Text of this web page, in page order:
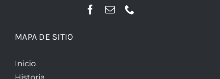
MAPA DE SITIO
Inicio